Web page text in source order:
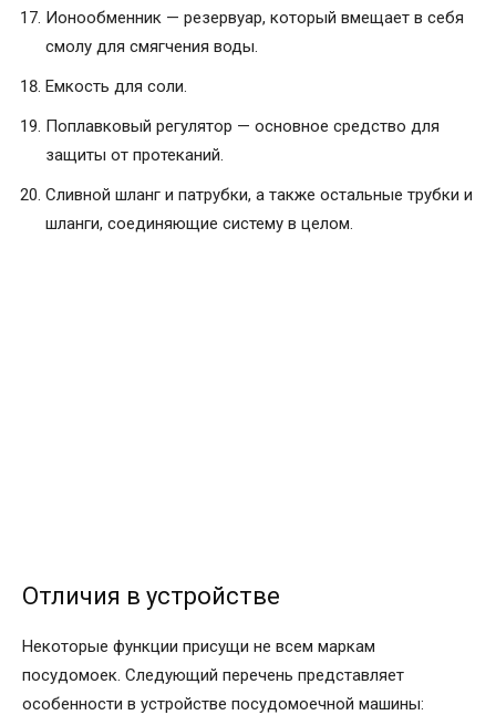
Ионообменник — резервуар, который вмещает в себя
смолу для смягчения воды.
Емкость для соли.
Поплавковый регулятор — основное средство для
защиты от протеканий.
Сливной шланг и патрубки, а также остальные трубки и
шланги, соединяющие систему в целом.
Отличия в устройстве
Некоторые функции присущи не всем маркам
посудомоек. Следующий перечень представляет
особенности в устройстве посудомоечной машины: